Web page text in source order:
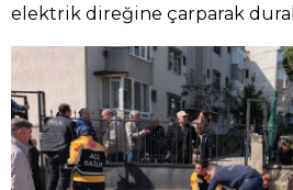
elektrik direğine çarparak